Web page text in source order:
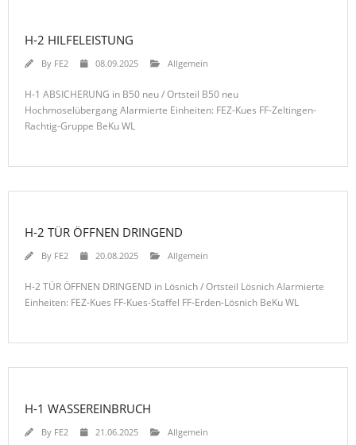
H-2 HILFELEISTUNG
By FE2 08.09.2025 Allgemein
H-1 ABSICHERUNG in B50 neu / Ortsteil B50 neu
Hochmoselübergang Alarmierte Einheiten: FEZ-Kues FF-Zeltingen-
Rachtig-Gruppe BeKu WL
H-2 TÜR ÖFFNEN DRINGEND
By FE2 20.08.2025 Allgemein
H-2 TÜR ÖFFNEN DRINGEND in Lösnich / Ortsteil Lösnich Alarmierte
Einheiten: FEZ-Kues FF-Kues-Staffel FF-Erden-Lösnich BeKu WL
H-1 WASSEREINBRUCH
By FE2 21.06.2025 Allgemein